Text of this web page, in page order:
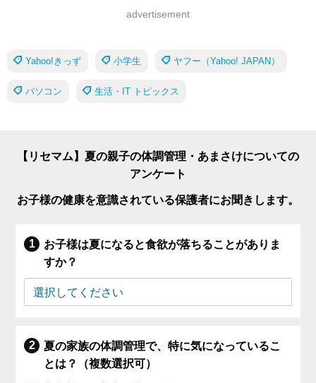
advertisement
Yahoo!きっず 小学生 ヤフー（Yahoo! JAPAN）
パソコン 生活・IT トピックス
【リセマム】夏の親子の体調管理・あまさけについての
アンケート
お子様の健康を意識されている保護者にお聞きします。
お子様は夏になると食欲が落ちることがありま
すか？
夏の家族の体調管理で、特に気になっているこ
とは？（複数選択可）